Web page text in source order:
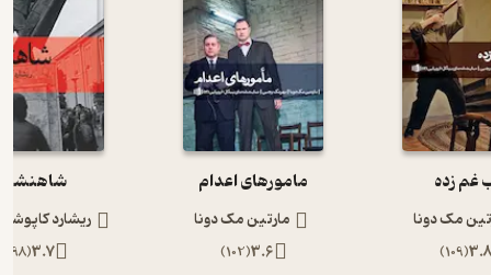
غم زده
مک دونا
3.8
(
109
)
مامورهای اعدام
مارتین مک دونا
3.6
(
102
)
شاهنشاه
ریشارد
3.7
(
198